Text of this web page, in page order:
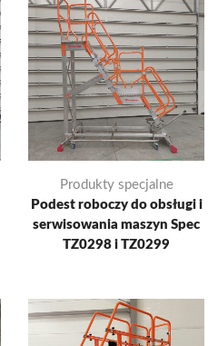
Produkty specjalne
Podest roboczy do obsługi i
serwisowania maszyn Spec
TZ0298 i TZ0299